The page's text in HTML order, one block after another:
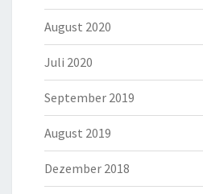
August 2020
Juli 2020
September 2019
August 2019
Dezember 2018